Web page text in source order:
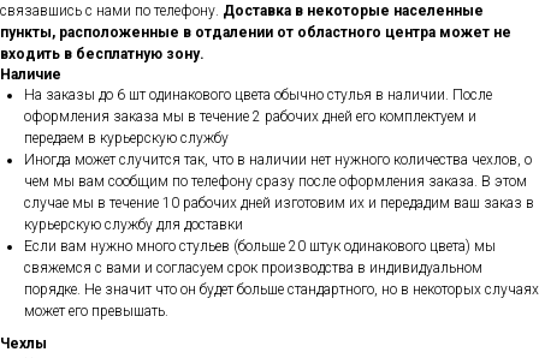
связавшись с нами по телефону. Доставка в некоторые населенные
пункты, расположенные в отдалении от областного центра может не
входить в бесплатную зону.
Наличие
На заказы до 6 шт одинакового цвета обычно стулья в наличии. После
оформления заказа мы в течение 2 рабочих дней его комплектуем и
передаем в курьерскую службу
Иногда может случится так, что в наличии нет нужного количества чехлов, о
чем мы вам сообщим по телефону сразу после оформления заказа. В этом
случае мы в течение 10 рабочих дней изготовим их и передадим ваш заказ в
курьерскую службу для доставки
Если вам нужно много стульев (больше 20 штук одинакового цвета) мы
свяжемся с вами и согласуем срок производства в индивидуальном
порядке. Не значит что он будет больше стандартного, но в некоторых случаях
может его превышать.
Чехлы